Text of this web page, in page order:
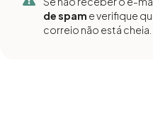
de spam e verifique
correio não está cheia.